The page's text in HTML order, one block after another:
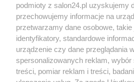
Społeczeństwo
Kultura
podmioty z salon24.pl uzyskujemy
przechowujemy informacje na
przetwarzamy dane osobowe, takie
identyfikatory, standardowe
urządzenie czy dane przeglądania
spersonalizowanych reklam,
treści, pomiar reklam i treści,